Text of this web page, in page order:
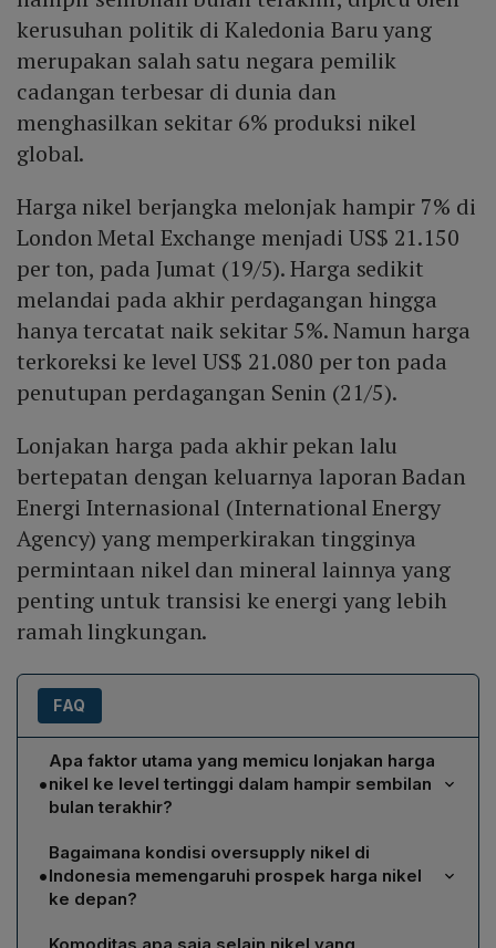
kerusuhan politik di Kaledonia Baru yang
merupakan salah satu negara pemilik
cadangan terbesar di dunia dan
menghasilkan sekitar 6% produksi nikel
global.
Harga nikel berjangka melonjak hampir 7% di
London Metal Exchange menjadi US$ 21.150
per ton, pada Jumat (19/5). Harga sedikit
melandai pada akhir perdagangan hingga
hanya tercatat naik sekitar 5%. Namun harga
terkoreksi ke level US$ 21.080 per ton pada
penutupan perdagangan Senin (21/5).
Lonjakan harga pada akhir pekan lalu
bertepatan dengan keluarnya laporan Badan
Energi Internasional (International Energy
Agency) yang memperkirakan tingginya
permintaan nikel dan mineral lainnya yang
penting untuk transisi ke energi yang lebih
ramah lingkungan.
FAQ
•
Apa faktor utama yang memicu lonjakan harga
nikel ke level tertinggi dalam hampir sembilan
bulan terakhir?
Lonjakan harga nikel dipicu oleh kerusuhan politik di
Kaledonia Baru, salah satu produsen cadangan
terbesar dunia yang menyumbang sekitar 6% produksi
nikel global, serta laporan International Energy Agency
yang memproyeksikan peningkatan permintaan nikel
•
Bagaimana kondisi oversupply nikel di
Indonesia memengaruhi prospek harga nikel
ke depan?
Menurut analis Amalgamated Metal Trading, pasar nikel